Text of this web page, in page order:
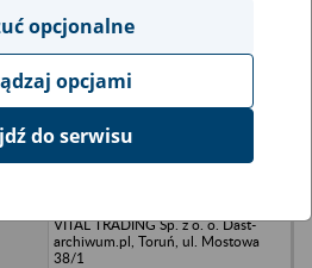
bazy
FHU PIW-WIN Ustronie Morskie
VITAL TRADING Sp. z o. o. Dast-
archiwum.pl, Toruń, ul. Mostowa
38/1
opcjonalne
opcjami
do serwisu